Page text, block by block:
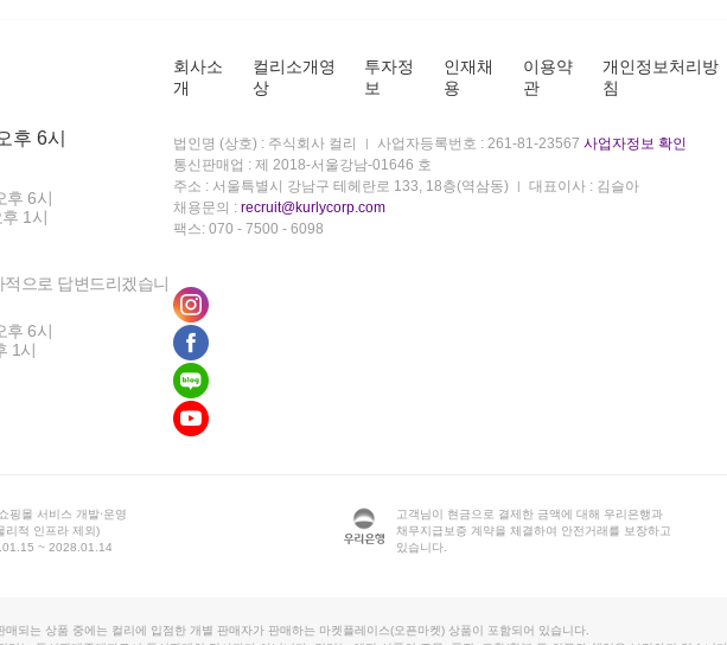
후 6시
후 6시
1시
으로 답변드리겠습니
후 6시
1시
회사소
개
컬리소개영
상
투자정
보
인재채
용
이용약
관
개인정보처리방
침
법인명 (상호) : 주식회사 컬리 사업자등록번호 : 261-81-23567 사업자정보 확인
통신판매업 : 제 2018-서울강남-01646 호
주소 : 서울특별시 강남구 테헤란로 133, 18층(역삼동)
대표이사 : 김슬아
채용문의 : recruit@kurlycorp.com
팩스: 070 - 7500 - 6098
핑몰 서비스 개발·운영
리적 인프라 제외)
~ 2028.01.14
고객님이 현금으로 결제한 금액에 대해 우리은행과
채무지급보증 계약을 체결하여 안전거래를 보장하고
있습니다.
매되는 상품 중에는 컬리에 입점한 개별 판매자가 판매하는 마켓플레이스(오픈마켓) 상품이 포함되어 있습니다.